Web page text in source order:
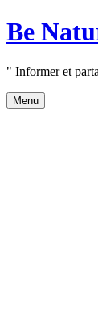
Aller
au
Be
" Informer et
Menu